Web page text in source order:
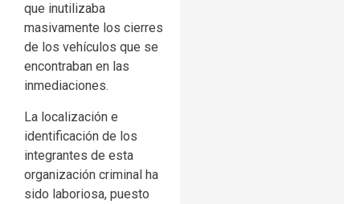
que inutilizaba
masivamente los cierres
de los vehículos que se
encontraban en las
inmediaciones.
La localización e
identificación de los
integrantes de esta
organización criminal ha
sido laboriosa, puesto